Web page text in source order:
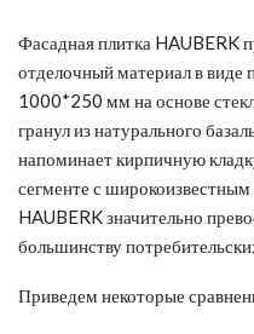
Фасадная плитка HAUBERK
отделочный материал в виде
1000*250 мм на основе
гранул из натурального
напоминает кирпичную
сегменте с
HAUBERK значительно
большинству
Приведем некоторые